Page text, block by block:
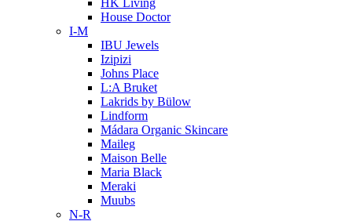
HK Living
House Doctor
I-M
IBU Jewels
Izipizi
Johns Place
L:A Bruket
Lakrids by Bülow
Lindform
Mádara Organic Skincare
Maileg
Maison Belle
Maria Black
Meraki
Muubs
N-R